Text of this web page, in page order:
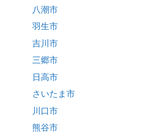
八潮市
羽生市
吉川市
三郷市
日高市
さいたま市
川口市
熊谷市